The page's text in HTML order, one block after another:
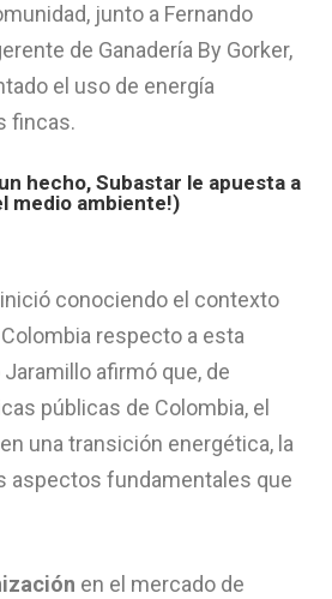
junto a Fernando
de Ganadería By Gorker,
el uso de energía
fincas.
hecho, Subastar le apuesta a
medio ambiente!)
conociendo el contexto
respecto a esta
afirmó que, de
públicas de Colombia, el
una transición energética, la
aspectos fundamentales que
en el mercado de